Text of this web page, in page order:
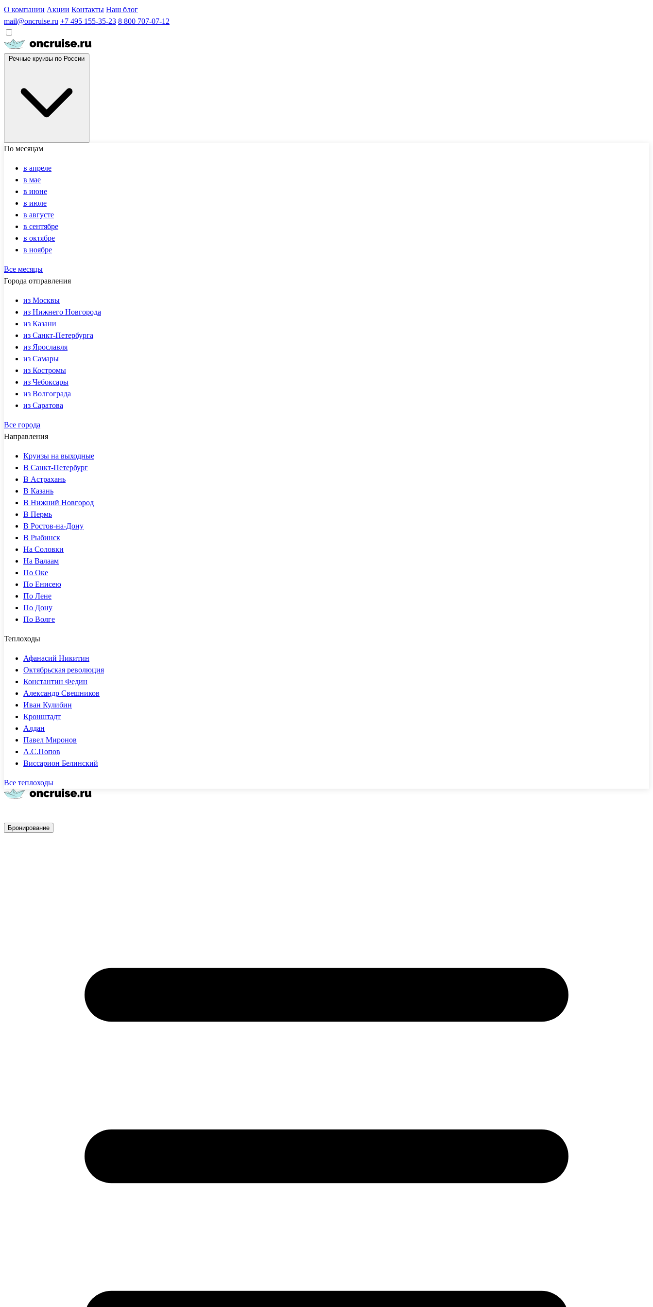
О компании Акции Контакты Наш блог
mail@oncruise.ru +7 495 155-35-23 8 800 707-07-12
По месяцам
в апреле
в мае
в июне
в июле
в августе
в сентябре
в октябре
в ноябре
Все месяцы
Города отправления
из Москвы
из Нижнего Новгорода
из Казани
из Санкт-Петербурга
из Ярославля
из Самары
из Костромы
из Чебоксары
из Волгограда
из Саратова
Все города
Направления
Круизы на выходные
В Санкт-Петербург
В Астрахань
В Казань
В Нижний Новгород
В Пермь
В Ростов-на-Дону
В Рыбинск
На Соловки
На Валаам
По Оке
По Енисею
По Лене
По Дону
По Волге
Теплоходы
Афанасий Никитин
Октябрьская революция
Константин Федин
Александр Свешников
Иван Кулибин
Кронштадт
Алдан
Павел Миронов
А.С.Попов
Виссарион Белинский
Все теплоходы
Бронирование